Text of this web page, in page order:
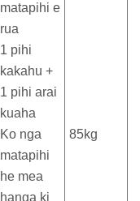
matapihi e
rua
1 pihi
kakahu +
1 pihi arai
kuaha
Ko nga
matapihi
he mea
hanga ki
85kg